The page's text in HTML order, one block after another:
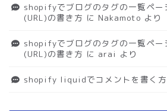
shopifyでブログのタグの一覧ペー
(URL)の書き方 に Nakamoto より
shopifyでブログのタグの一覧ペー
(URL)の書き方 に arai より
shopify liquidでコメントを書く